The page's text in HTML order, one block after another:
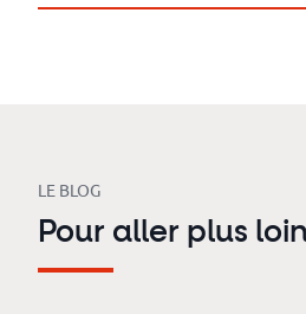
LE BLOG
Pour aller plus